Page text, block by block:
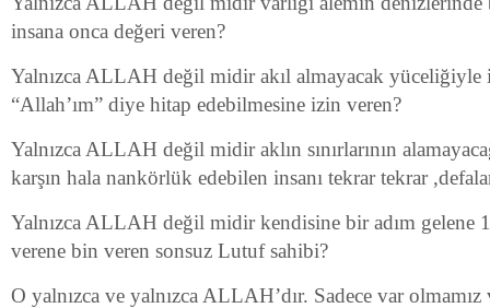
insana onca değeri veren?
Yalnızca ALLAH değil midir akıl almayacak yüceliğiyle
“Allah’ım” diye hitap edebilmesine izin veren?
Yalnızca ALLAH değil midir aklın sınırlarının
karşın hala nankörlük edebilen insanı tekrar tekrar
Yalnızca ALLAH değil midir kendisine bir adım gelene
verene bin veren sonsuz Lutuf sahibi?
O yalnızca ve yalnızca ALLAH’dır. Sadece var olmamız